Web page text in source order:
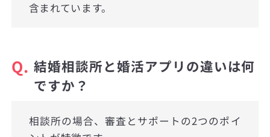
含まれています。
Q. 結婚相談所と婚活アプリの違いは何
ですか？
相談所の場合、審査とサポートの2つのポイ